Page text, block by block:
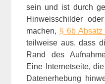
sein und ist durch
Hinweisschilder
machen, § 6b
teilweise aus, dass
Rand des
Eine Internetseite,
Datenerhebung